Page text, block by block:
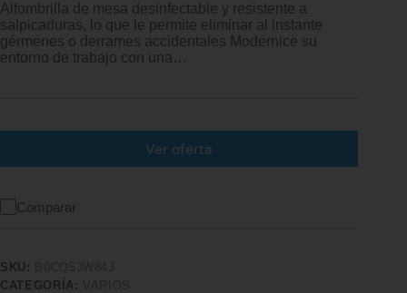
Alfombrilla de mesa desinfectable y resistente a
salpicaduras, lo que le permite eliminar al instante
gérmenes o derrames accidentales Modernice su
entorno de trabajo con una…
Ver oferta
Comparar
SKU:
CATEGORÍA: